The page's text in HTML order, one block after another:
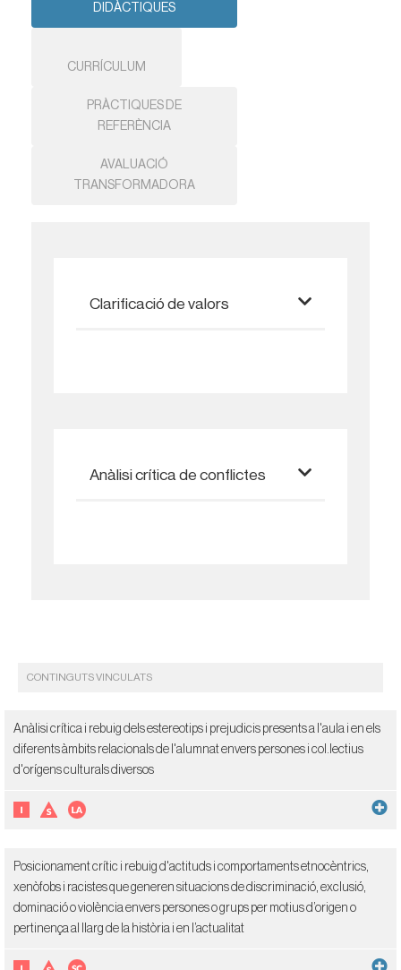
DIDÀCTIQUES
CURRÍCULUM
PRÀCTIQUES DE
REFERÈNCIA
AVALUACIÓ
TRANSFORMADORA
Clarificació de valors
Anàlisi crítica de conflictes
CONTINGUTS VINCULATS
Anàlisi crítica i rebuig dels estereotips i prejudicis presents a l'aula i en els
diferents àmbits relacionals de l'alumnat envers persones i col.lectius
d'orígens culturals diversos
Posicionament crític i rebuig d'actituds i comportaments etnocèntrics,
xenòfobs i racistes que generen situacions de discriminació, exclusió,
dominació o violència envers persones o grups per motius d’origen o
pertinença al llarg de la història i en l’actualitat